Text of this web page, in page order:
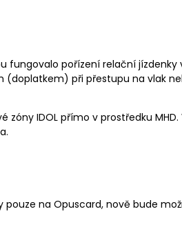
fungovalo pořízení relační jízdenky
(doplatkem) při přestupu na vlak
IDOL přímo v prostředku
na Opuscard, nově bude